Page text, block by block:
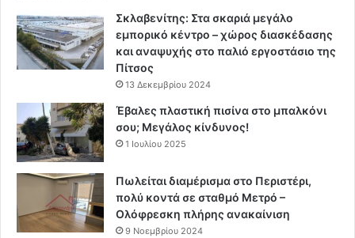
Σκλαβενίτης: Στα σκαριά μεγάλο
εμπορικό κέντρο – χώρος διασκέδασης
και αναψυχής στο παλιό εργοστάσιο της
Πίτσος
13 Δεκεμβρίου 2024
Έβαλες πλαστική πισίνα στο μπαλκόνι
σου; Μεγάλος κίνδυνος!
1 Ιουλίου 2025
Πωλείται διαμέρισμα στο Περιστέρι,
πολύ κοντά σε σταθμό Μετρό –
Ολόφρεσκη πλήρης ανακαίνιση
9 Νοεμβρίου 2024